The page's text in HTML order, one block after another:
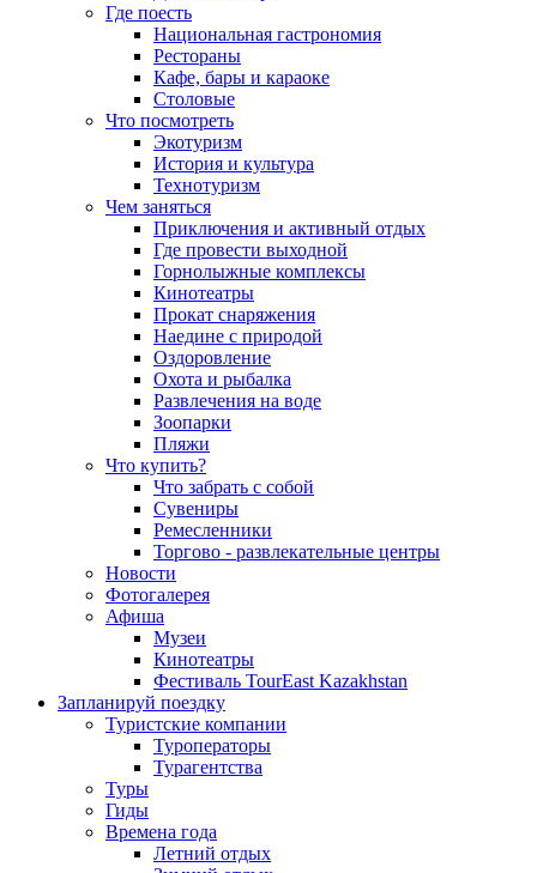
Где поесть
Национальная гастрономия
Рестораны
Кафе, бары и караоке
Столовые
Что посмотреть
Экотуризм
История и культура
Технотуризм
Чем заняться
Приключения и активный отдых
Где провести выходной
Горнолыжные комплексы
Кинотеатры
Прокат снаряжения
Наедине с природой
Оздоровление
Охота и рыбалка
Развлечения на воде
Зоопарки
Пляжи
Что купить?
Что забрать с собой
Сувениры
Ремесленники
Торгово - развлекательные центры
Новости
Фотогалерея
Афиша
Музеи
Кинотеатры
Фестиваль TourEast Kazakhstan
Запланируй поездку
Туристские компании
Туроператоры
Турагентства
Туры
Гиды
Времена года
Летний отдых